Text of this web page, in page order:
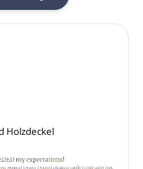
Holzdeckel